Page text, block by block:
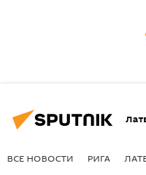
ВСЕ НОВОСТИ РИГА